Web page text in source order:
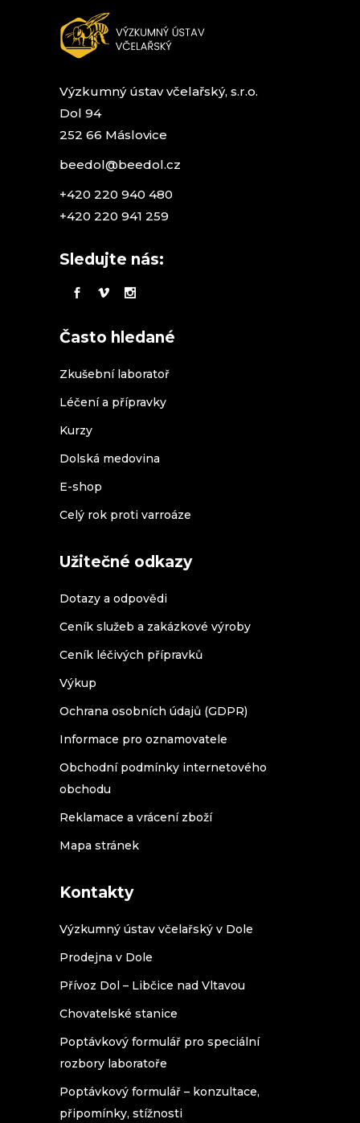
Výzkumný ústav včelařský, s.r.o.
Dol 94
252 66 Máslovice
beedol@beedol.cz
+420 220 940 480
+420 220 941 259
Sledujte nás:
Často hledané
Zkušební laboratoř
Léčení a přípravky
Kurzy
Dolská medovina
E-shop
Celý rok proti varroáze
Užitečné odkazy
Dotazy a odpovědi
Ceník služeb a zakázkové výroby
Ceník léčivých přípravků
Výkup
Ochrana osobních údajů (GDPR)
Informace pro oznamovatele
Obchodní podmínky internetového
obchodu
Reklamace a vrácení zboží
Mapa stránek
Kontakty
Výzkumný ústav včelařský v Dole
Prodejna v Dole
Přívoz Dol – Libčice nad Vltavou
Chovatelské stanice
Poptávkový formulář pro speciální
rozbory laboratoře
Poptávkový formulář – konzultace,
připomínky, stížnosti